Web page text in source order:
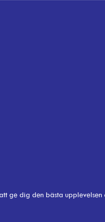
ge dig den bästa